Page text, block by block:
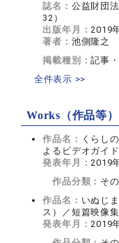
誌名： 公益財団
32）
出版年月：2019
著者： 池側隆之
掲載種別：記事
全件表示 >>
Works（作品等）
作品名： くらし
よるビデオガイ
発表年月：2019
作品分類： そ
作品名： いぬじ
ス）／短篇映像
発表年月：2019